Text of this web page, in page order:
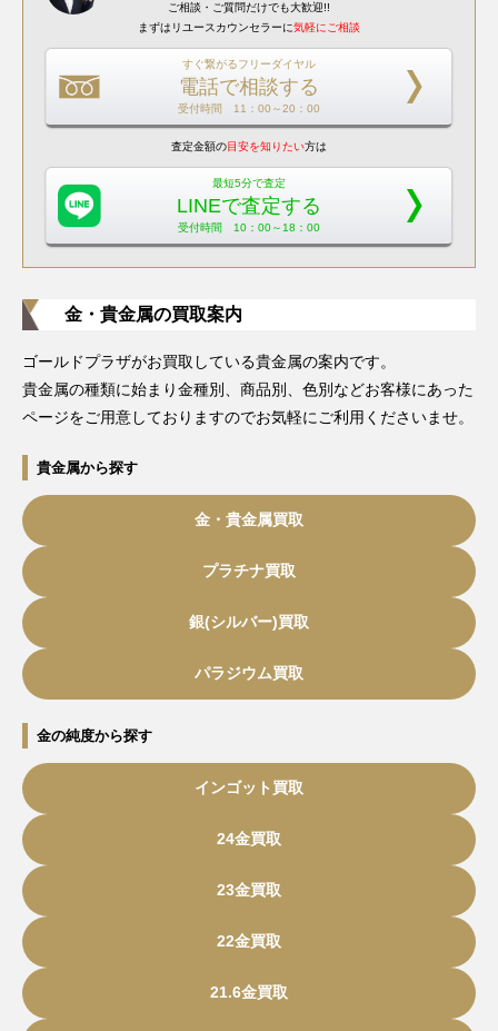
ご相談・ご質問だけでも大歓迎!!
まずはリユースカウンセラーに気軽にご相談
すぐ繋がるフリーダイヤル
電話で相談する
受付時間 11：00～20：00
査定金額の目安を知りたい方は
最短5分で査定
LINEで査定する
受付時間 10：00～18：00
金・貴金属の買取案内
ゴールドプラザがお買取している貴金属の案内です。
貴金属の種類に始まり金種別、商品別、色別などお客様にあった
ページをご用意しておりますのでお気軽にご利用くださいませ。
貴金属から探す
金・貴金属買取
プラチナ買取
銀(シルバー)買取
パラジウム買取
金の純度から探す
インゴット買取
24金買取
23金買取
22金買取
21.6金買取